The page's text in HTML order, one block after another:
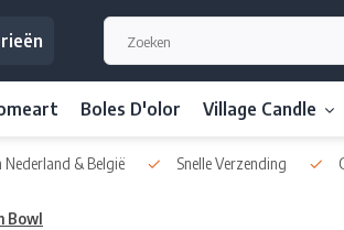
Boles D'olor Village Candle
& België Snelle Verzending
Bowl